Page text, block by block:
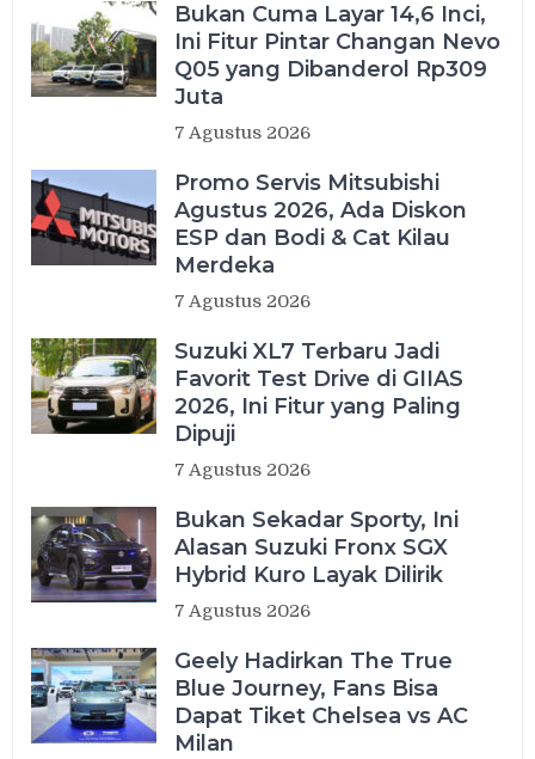
Bukan Cuma Layar 14,6 Inci,
Ini Fitur Pintar Changan Nevo
Q05 yang Dibanderol Rp309
Juta
7 Agustus 2026
Promo Servis Mitsubishi
Agustus 2026, Ada Diskon
ESP dan Bodi & Cat Kilau
Merdeka
7 Agustus 2026
Suzuki XL7 Terbaru Jadi
Favorit Test Drive di GIIAS
2026, Ini Fitur yang Paling
Dipuji
7 Agustus 2026
Bukan Sekadar Sporty, Ini
Alasan Suzuki Fronx SGX
Hybrid Kuro Layak Dilirik
7 Agustus 2026
Geely Hadirkan The True
Blue Journey, Fans Bisa
Dapat Tiket Chelsea vs AC
Milan